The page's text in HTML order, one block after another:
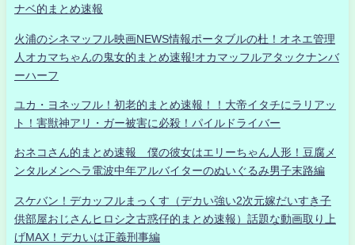
ナベ的まとめ速報
火浦のシネマッフル映画NEWS情報ポータブルの杜！オネエ管理
人オカマちゃんの鬼女的まとめ速報!オカマッフルアタックナンバ
ーハーフ
ユカ・ヨネッフル！初老的まとめ速報！！大帝イタチにラリアッ
ト！害獣神アリ・ガー被害に必殺！パイルドライバー
おネコさん的まとめ速報 僕の彼女はエリーちゃん人形！豆腐メ
ンタルメンヘラ電波中年アルバイターのぬいぐるみ男子末路編
スケバン！デカッフルまっくす（デカい強い2次元嫁だいすき子
供部屋おじさんヒロシ之古惑仔的まとめ速報）話題な動画取り上
げMAX！デカいは正義刑事編